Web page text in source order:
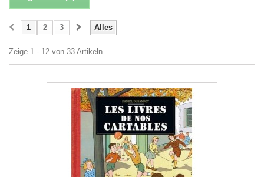
Alles
1 2 3
Zeige 1 - 12 von 33 Artikeln